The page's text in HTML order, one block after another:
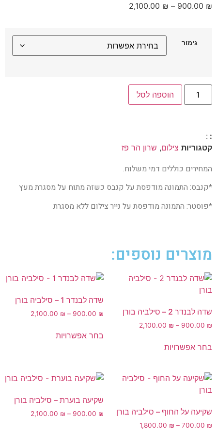
900.00 ₪
–
2,100.00 ₪
גימור
הוספה לסל
:
:
קטגוריות צילום, שרון הר פז
המחירים כוללים דמי משלוח.
*קנבס: התמונה מודפסת על קנבס כשזה מתוח על מסגרת מעץ
*פוסטר: התמונה מודפסת על נייר צילום ללא מסגרת
מוצרים נוספים:
שדה לבנדר 2 – סילביה בורן
900.00 ₪
–
2,100.00 ₪
בחר אפשרויות
שדה לבנדר 1 – סילביה בורן
900.00 ₪
–
2,100.00 ₪
בחר אפשרויות
שקיעה על החוף – סילביה בורן
700.00 ₪
–
1,800.00 ₪
שקיעה בוערת – סילביה בורן
900.00 ₪
–
2,100.00 ₪